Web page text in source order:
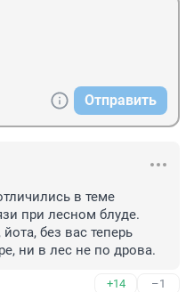
Отправить
в теме
при лесном блуде.
без вас теперь
ни в лес не по дрова.
+14 –1